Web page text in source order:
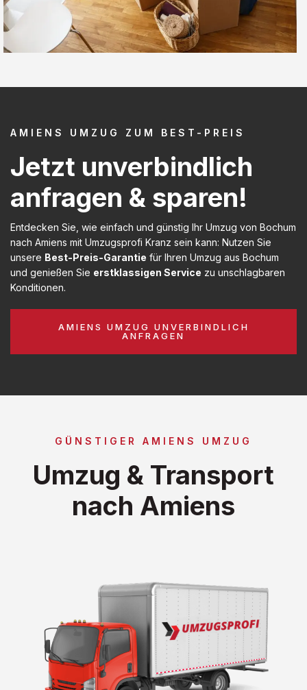
AMIENS UMZUG ZUM BEST-PREIS
Jetzt unverbindlich
anfragen & sparen!
Entdecken Sie, wie einfach und günstig Ihr Umzug von Bochum
nach Amiens mit Umzugsprofi Kranz sein kann: Nutzen Sie
unsere Best-Preis-Garantie für Ihren Umzug aus Bochum
und genießen Sie erstklassigen Service zu unschlagbaren
Konditionen.
AMIENS UMZUG UNVERBINDLICH
ANFRAGEN
GÜNSTIGER AMIENS UMZUG
Umzug & Transport
nach Amiens